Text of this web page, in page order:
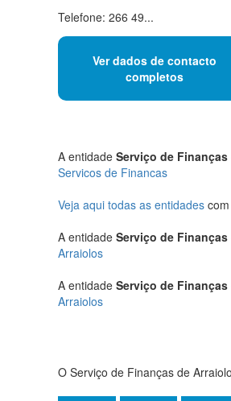
Telefone: 266 49...
Ver dados de contacto
completos
A entidade Serviço de
Servicos de Financas
Veja aqui todas as entidades
A entidade Serviço de
Arraiolos
A entidade Serviço de
Arraiolos
O Serviço de Finanças de